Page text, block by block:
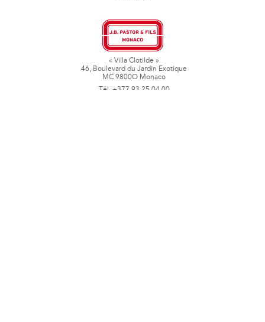
« Villa Clotilde »
46, Boulevard du Jardin Exotique
MC 9800O Monaco
Tél. +377 93 25 04 00